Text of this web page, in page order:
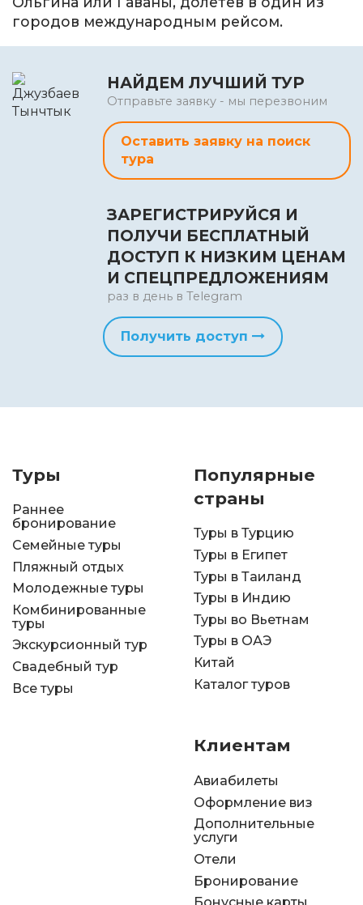
городов международным рейсом.
НАЙДЕМ ЛУЧШИЙ ТУР
Отправьте заявку - мы перезвоним
Оставить заявку на поиск
тура
ЗАРЕГИСТРИРУЙСЯ И
ПОЛУЧИ БЕСПЛАТНЫЙ
ДОСТУП К НИЗКИМ ЦЕНАМ
И СПЕЦПРЕДЛОЖЕНИЯМ
раз в день в Telegram
Получить доступ
Туры
Раннее
бронирование
Семейные туры
Пляжный отдых
Молодежные туры
Комбинированные
туры
Экскурсионный тур
Свадебный тур
Все туры
Популярные
страны
Туры в Турцию
Туры в Египет
Туры в Таиланд
Туры в Индию
Туры во Вьетнам
Туры в ОАЭ
Китай
Каталог туров
Клиентам
Авиабилеты
Оформление виз
Дополнительные
услуги
Отели
Бронирование